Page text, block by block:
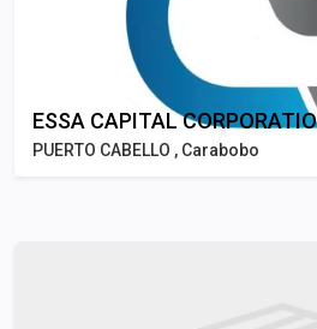
ESSA CAPITAL
PUERTO CABELLO , Carabobo